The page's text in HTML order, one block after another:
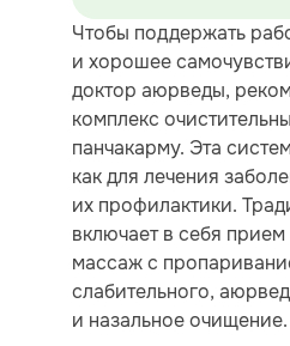
Чтобы поддержать
и хорошее
доктор аюрведы,
комплекс
панчакарму. Эта
как для лечения
их профилактики.
включает в себя
массаж с
слабительного,
и назальное очищение.